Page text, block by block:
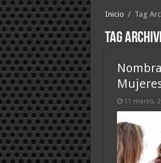
Inicio / Tag
Tag
11 marzo,